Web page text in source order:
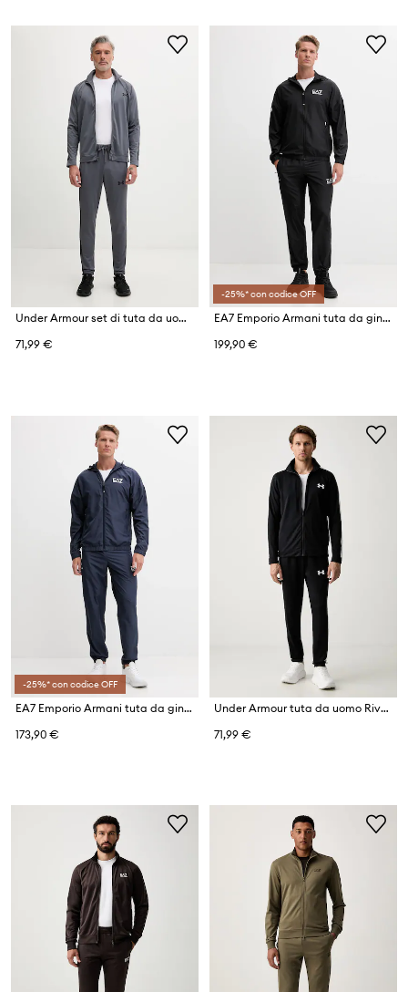
Under Armour set di tuta da uomo Knit Track Suit
71,99 €
-25%* con codice OFF
EA7 Emporio Armani tuta da ginnastica
199,90 €
-25%* con codice OFF
EA7 Emporio Armani tuta da ginnastica
173,90 €
Under Armour tuta da uomo Rival Knit
71,99 €